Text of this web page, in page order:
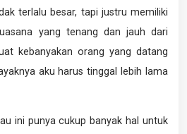
terlalu besar, tapi justru memiliki
yang tenang dan jauh dari
kebanyakan orang yang datang
aku harus tinggal lebih lama
ini punya cukup banyak hal untuk